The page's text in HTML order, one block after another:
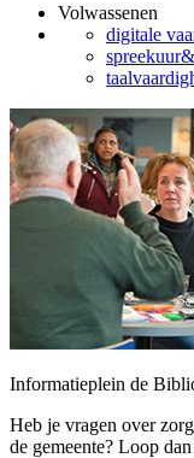
Volwassenen
digitale
Informatieplein de
Heb je vragen over
de gemeente? Loop